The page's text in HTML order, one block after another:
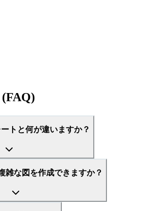
トと何が違いますか？
雑な図を作成できますか？